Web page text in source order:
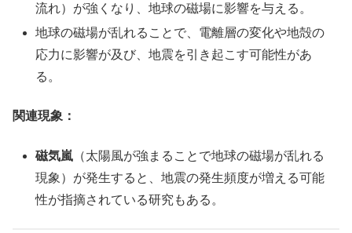
流れ）が強くなり、地球の磁場に影響を与える。
地球の磁場が乱れることで、電離層の変化や地殻の
応力に影響が及び、地震を引き起こす可能性があ
る。
関連現象：
磁気嵐 （太陽風が強まることで地球の磁場が乱れる
現象）が発生すると、地震の発生頻度が増える可能
性が指摘されている研究もある。